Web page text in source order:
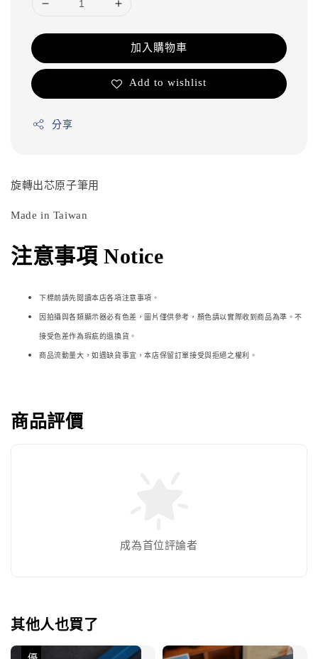
加入購物車
Add to wishlist
分享
旋轉出芯原子筆用
Made in Taiwan
注意事項 Notice
下標前請先閱讀本店各項注意事項。
因拍攝與各類顯示器必有色差，圖片僅供參考，顏色請以實際收到商品為準。不
接受色差作為瑕疵的退換貨。
商品流動量大，如遇缺貨事宜，本店保留訂單接受與拒絕之權利。
商品評價
成為首位評論者
其他人也買了